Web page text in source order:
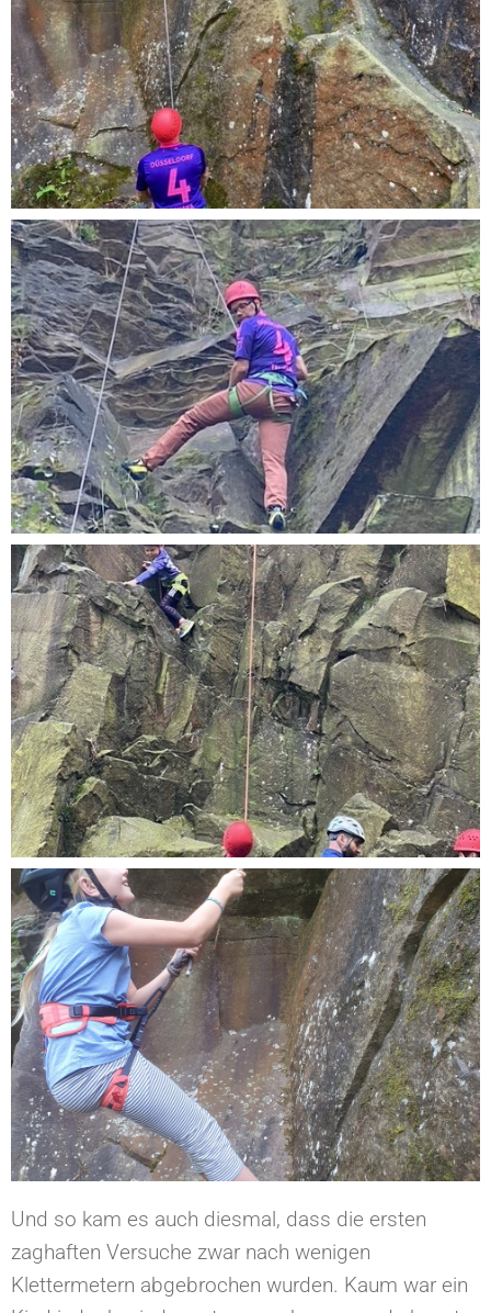
Und so kam es auch diesmal, dass die ersten
zaghaften Versuche zwar nach wenigen
Klettermetern abgebrochen wurden. Kaum war ein